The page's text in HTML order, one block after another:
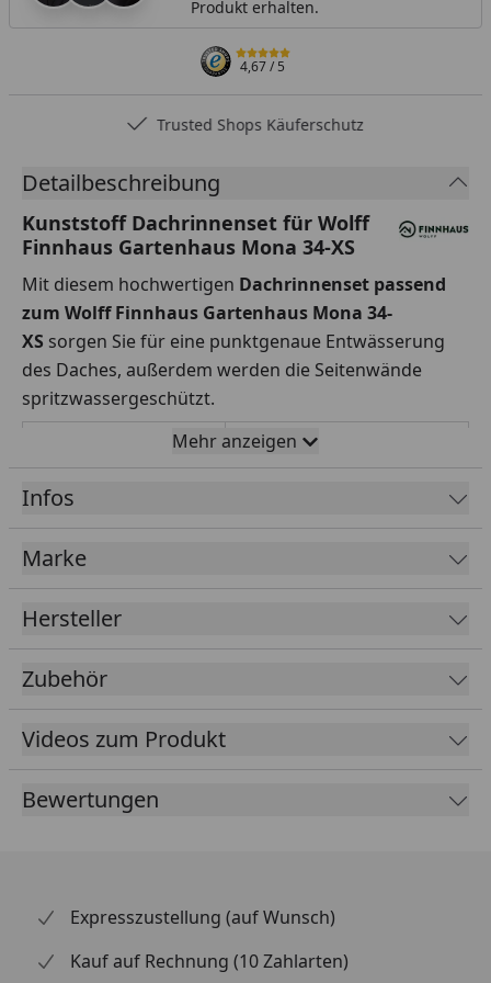
Produkt erhalten.
4,67/ 5
Trusted Shops Käuferschutz
Detailbeschreibung
Kunststoff Dachrinnenset für Wolff
Finnhaus Gartenhaus Mona 34-XS
Mit diesem hochwertigen Dachrinnenset passend
zum Wolff Finnhaus Gartenhaus Mona 34-
XS sorgen Sie für eine punktgenaue Entwässerung
des Daches, außerdem werden die Seitenwände
spritzwassergeschützt.
2 x 350 cm
Rinnenbreite
Fallrohrdurchmesser
60 mm
Farbe
Weiß
Kunststoffhalter
(siehe Reiter
"Zubehör")
Überlaufstopp
jeweils für Anschluss
einer Regentonne
Mehr anzeigen
Infos
Marke
Hersteller
Zubehör
Videos zum Produkt
Bewertungen
Expresszustellung (auf Wunsch)
Kauf auf Rechnung (10 Zahlarten)